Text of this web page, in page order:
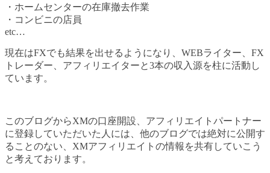
・ホームセンターの在庫撤去作業
・コンビニの店員
etc…
現在はFXでも結果を出せるようになり、WEBライター、FX
トレーダー、アフィリエイターと3本の収入源を柱に活動し
ています。
このブログからXMの口座開設、アフィリエイトパートナー
に登録していただいた人には、他のブログでは絶対に公開す
ることのない、XMアフィリエイトの情報を共有していこう
と考えております。